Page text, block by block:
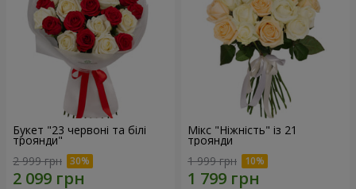
Букет "23 червоні та білі
троянди"
2 999 грн
Мікс "Ніжність" із 21
троянди
1 999 грн